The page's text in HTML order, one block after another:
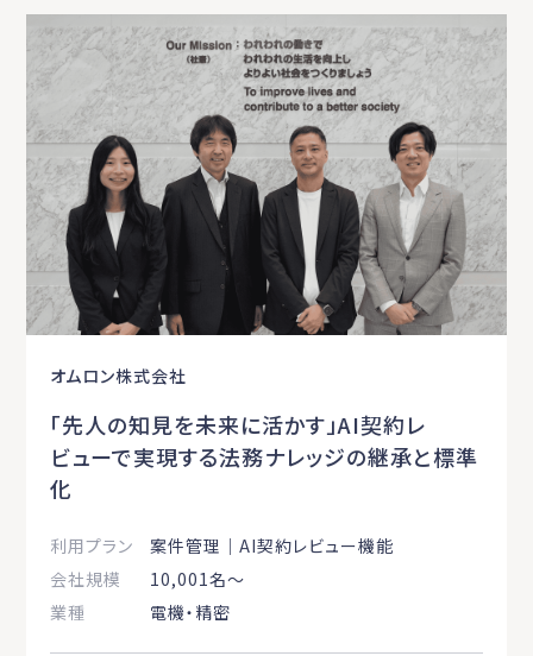
オムロン株式会社
「先人の知見を未来に活かす」AI契約レ
ビューで実現する法務ナレッジの継承と標準
化
利用プラン
案件管理｜AI契約レビュー機能
会社規模
10,001名〜
業種
電機・精密